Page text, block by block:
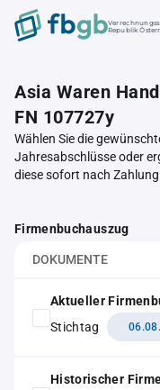
Republik
Asia Waren
FN 107727y
Wählen Sie die
Jahresabschlüsse oder
diese sofort nach
Firmenbuchauszug
DOKUMENTE
Aktueller
Stichtag
Historischer